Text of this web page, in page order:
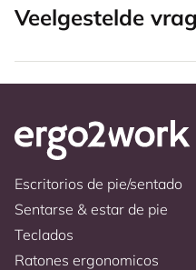
Veelgestelde
Escritorios de pie/sentado
Sentarse & estar de pie
Teclados
Ratones ergonomicos